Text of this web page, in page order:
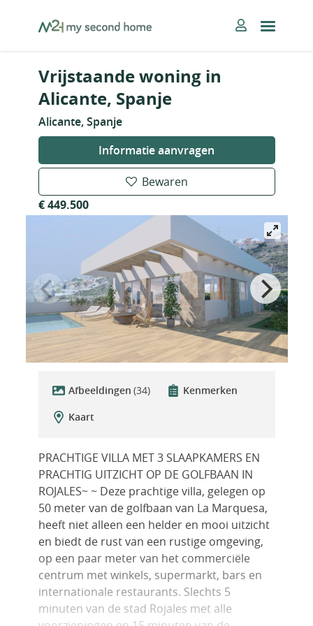
MySecondHome
Vrijstaande woning in
Alicante, Spanje
Alicante, Spanje
Informatie aanvragen
Bewaren
€ 449.500
Afbeeldingen (34)
Kenmerken
Kaart
PRACHTIGE VILLA MET 3 SLAAPKAMERS EN
PRACHTIG UITZICHT OP DE GOLFBAAN IN
ROJALES~ ~ Deze prachtige villa, gelegen op
50 meter van de golfbaan van La Marquesa,
heeft niet alleen een helder en mooi uitzicht
en biedt de rust van een rustige omgeving,
op een paar meter van het commerciële
centrum met winkels, supermarkt, bars en
internationale restaurants. Slechts 5
minuten van de stad Rojales met alle